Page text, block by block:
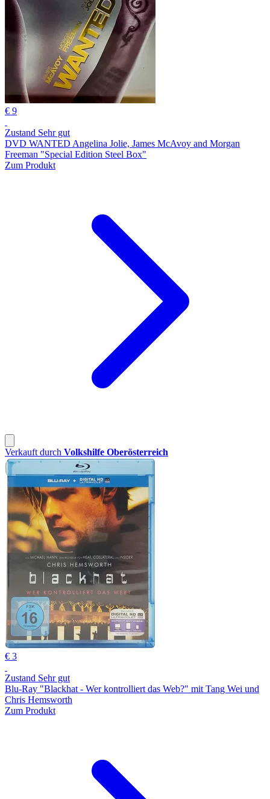
€ 9
Zustand Sehr gut
DVD WANTED Angelina Jolie, James McAvoy and Morgan
Freeman "Special Edition Steel Box"
Zum Produkt
Verkauft durch Volkshilfe Oberösterreich
€ 3
Zustand Sehr gut
Blu-Ray "Blackhat - Wer kontrolliert das Web?" mit Tang Wei und
Chris Hemsworth
Zum Produkt